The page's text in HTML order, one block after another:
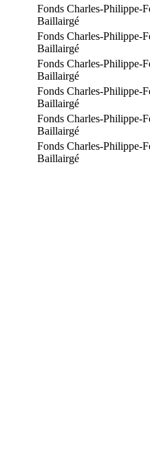
Fonds Charles-Philippe-
Baillairgé
Fonds Charles-Philippe-
Baillairgé
Fonds Charles-Philippe-
Baillairgé
Fonds Charles-Philippe-
Baillairgé
Fonds Charles-Philippe-
Baillairgé
Fonds Charles-Philippe-
Baillairgé